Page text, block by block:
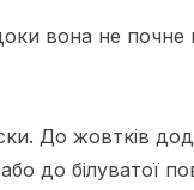
вона не почне
До жовтків
до білуватої